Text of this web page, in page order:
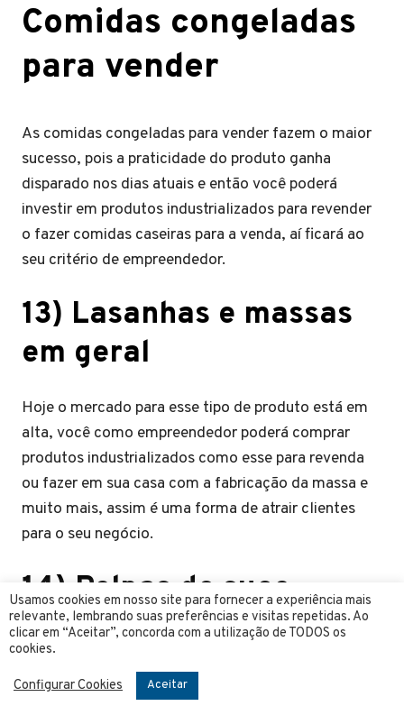
Comidas congeladas
para vender
As comidas congeladas para vender fazem o maior
sucesso, pois a praticidade do produto ganha
disparado nos dias atuais e então você poderá
investir em produtos industrializados para revender
o fazer comidas caseiras para a venda, aí ficará ao
seu critério de empreendedor.
13) Lasanhas e massas
em geral
Hoje o mercado para esse tipo de produto está em
alta, você como empreendedor poderá comprar
produtos industrializados como esse para revenda
ou fazer em sua casa com a fabricação da massa e
muito mais, assim é uma forma de atrair clientes
para o seu negócio.
14) Polpas de suco
Um produto que vende muito principalmente para
abrir restaurante
ou já comprar pronto para vender em seu negócio e
Usamos cookies em nosso site para fornecer a experiência mais
relevante, lembrando suas preferências e visitas repetidas. Ao
clicar em “Aceitar”, concorda com a utilização de TODOS os
cookies.
Configurar Cookies Aceitar